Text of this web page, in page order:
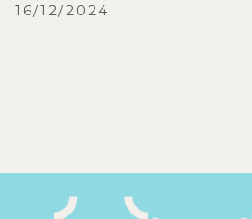
16/12/2024